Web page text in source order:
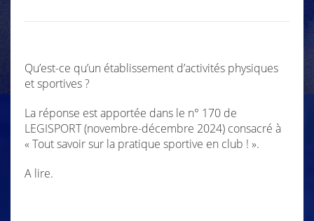
Qu’est-ce qu’un établissement d’activités physiques
et sportives ?
La réponse est apportée dans le n° 170 de
LEGISPORT (novembre-décembre 2024) consacré à
« Tout savoir sur la pratique sportive en club ! ».
A lire.